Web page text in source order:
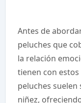
Antes de
peluches que
la relación
tienen con
peluches
niñez,